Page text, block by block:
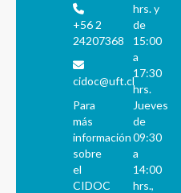
+56 2
24207368
cidoc@uft.cl
Para
más
información
sobre
el
CIDOC
hrs. y
de
15:00
a
17:30
hrs.
Jueves
de
09:30
a
14:00
hrs.,